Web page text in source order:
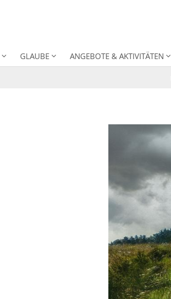
GLAUBE ANGEBOTE & AKTIVITÄTEN